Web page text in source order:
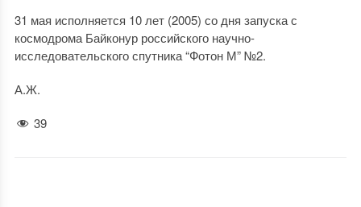
31 мая исполняется 10 лет (2005) со дня запуска с
космодрома Байконур российского научно-
исследовательского спутника “Фотон М” №2.
А.Ж.
39